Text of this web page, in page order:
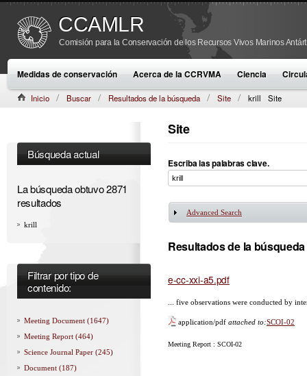
CCAMLR
Comisión para la Conservación de los Recursos Vivos Marinos
Medidas de conservación Acerca de la CCRVMA Ciencia
Inicio Buscar Resultados de la búsqueda Site krill Site
Búsqueda actual
La búsqueda obtuvo 2871
resultados
krill
Filtrar por tipo de
contenido:
Meeting Document (1647)
Meeting Report (464)
Science Journal Paper (245)
Document (187)
Site
Escriba las palabras clave.
Mostrar
Advanced Search
Resultados de la búsqueda
e-cc-xxi-a5.pdf
... five observations were conducted by
application/pdf attached to:SCOI-02
Meeting Report : SCOI-02